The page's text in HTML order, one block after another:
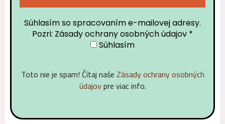
Súhlasím so spracovaním e-mailovej adresy.
Pozri: Zásady ochrany osobných údajov *
Súhlasím
Toto nie je spam! Čítaj naśe Zásady ochrany osobných
údajovpre viac info.
Alternative: